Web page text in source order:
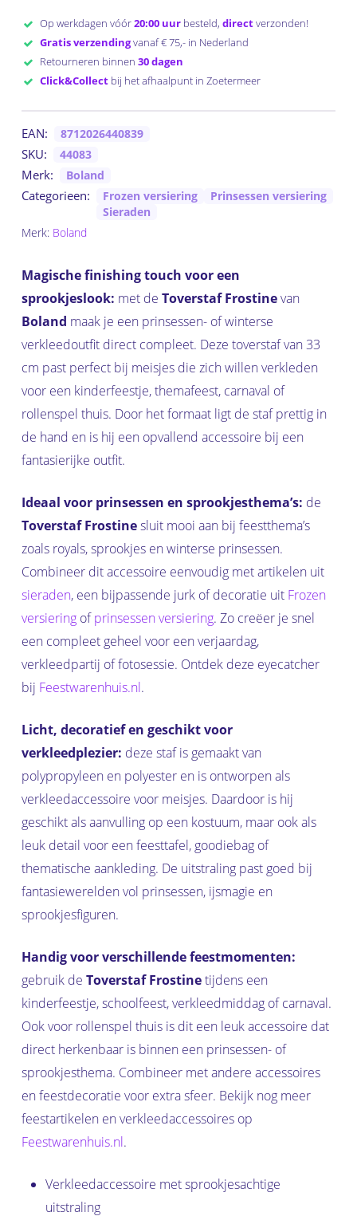
Op werkdagen vóór20:00 uurbesteld, directverzonden!
Gratis verzendingvanaf € 75,- in Nederland
Retourneren binnen 30 dagen
Click&Collectbij het afhaalpunt in Zoetermeer
EAN: 8712026440839
SKU: 44083
Merk: Boland
Categorieen: Frozen versiering
Prinsessen versiering
Sieraden
Merk: Boland
Magische finishing touch voor een
sprookjeslook: met de Toverstaf Frostinevan
Boland maak je een prinsessen- of winterse
verkleedoutfit direct compleet. Deze toverstaf van 33
cm past perfect bij meisjes die zich willen verkleden
voor een kinderfeestje, themafeest, carnaval of
rollenspel thuis. Door het formaat ligt de staf prettig in
de hand en is hij een opvallend accessoire bij een
fantasierijke outfit.
Ideaal voor prinsessen en sprookjesthema’s: de
Toverstaf Frostinesluit mooi aan bij feestthema’s
zoals royals, sprookjes en winterse prinsessen.
Combineer dit accessoire eenvoudig met artikelen uit
sieraden, een bijpassende jurk of decoratie uit Frozen
versieringofprinsessen versiering. Zo creëer je snel
een compleet geheel voor een verjaardag,
verkleedpartij of fotosessie. Ontdek deze eyecatcher
bij Feestwarenhuis.nl.
Licht, decoratief en geschikt voor
verkleedplezier: deze staf is gemaakt van
polypropyleen en polyester en is ontworpen als
verkleedaccessoire voor meisjes. Daardoor is hij
geschikt als aanvulling op een kostuum, maar ook als
leuk detail voor een feesttafel, goodiebag of
thematische aankleding. De uitstraling past goed bij
fantasiewerelden vol prinsessen, ijsmagie en
sprookjesfiguren.
Handig voor verschillende feestmomenten:
gebruik de Toverstaf Frostinetijdens een
kinderfeestje, schoolfeest, verkleedmiddag of carnaval.
Ook voor rollenspel thuis is dit een leuk accessoire dat
direct herkenbaar is binnen een prinsessen- of
sprookjesthema. Combineer met andere accessoires
en feestdecoratie voor extra sfeer. Bekijk nog meer
feestartikelen en verkleedaccessoires op
Feestwarenhuis.nl.
Verkleedaccessoire met sprookjesachtige
uitstraling